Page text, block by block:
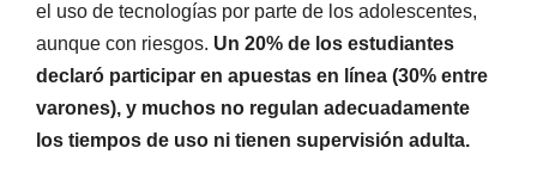
el uso de tecnologías por parte de los adolescentes,
aunque con riesgos. Un 20% de los estudiantes
declaró participar en apuestas en línea (30% entre
varones), y muchos no regulan adecuadamente
los tiempos de uso ni tienen supervisión adulta.